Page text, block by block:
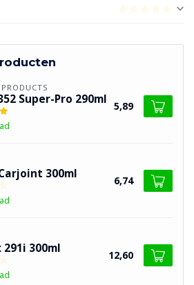
Super-Pro 290ml 5,89
300ml 6,74
300ml 12,60